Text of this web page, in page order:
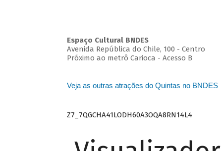
Espaço Cultural BNDES
Avenida República do Chile, 100 - Centro
Próximo ao metrô Carioca - Acesso B
Veja as outras atrações do Quintas no BNDES
Z7_7QGCHA41LODH60A3OQA8RN14L4